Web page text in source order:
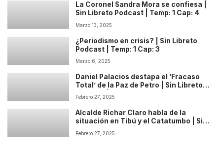
La Coronel Sandra Mora se confiesa |
Sin Libreto Podcast | Temp: 1 Cap: 4
Marzo 13, 2025
¿Periodismo en crisis? | Sin Libreto
Podcast | Temp: 1 Cap: 3
Marzo 6, 2025
Daniel Palacios destapa el ‘Fracaso
Total’ de la Paz de Petro | Sin Libreto
Podcast | Temp: 1 Cap: 2
Febrero 27, 2025
Alcalde Richar Claro habla de la
situación en Tibú y el Catatumbo | Sin
Libreto Podcast | Temp: 1 Cap: 1
Febrero 27, 2025